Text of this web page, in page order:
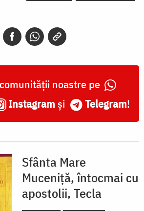
noastre pe
Instagram și Telegram!
Sfânta Mare
Muceniță, întocmai cu
apostolii, Tecla